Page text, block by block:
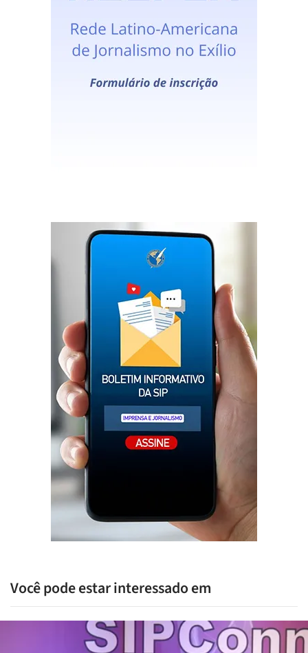
Você pode estar interessado em